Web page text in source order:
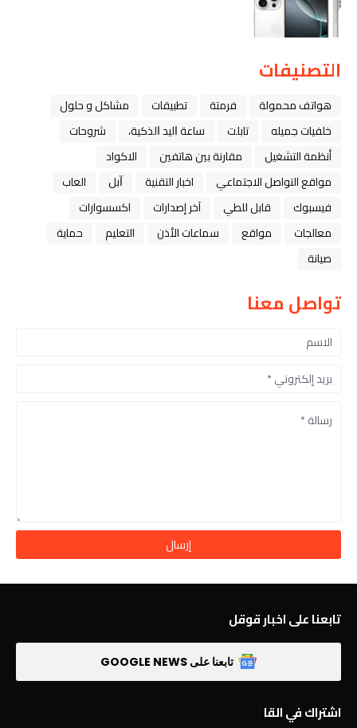
التصنيفات
هواتف محمولة فرمتة تطبيقات
مشاكل و حلول
خلفيات جميله
تابلت ﺳﺎﻋﺔ ﺍﻟﻴﺪ ﺍﻟﺬﻛﻴﺔ،
شروحات
أنظمة التشغيل
مقارنة بين هاتفين
الاكواد
مواقع التواصل الاجتماعي
اخبار التقنية ﺁﺑﻞ
العاب
فيسبوك
قابل للطي آخر إصدارات
اكسسوارات
معالجات
مواقع سماعات الأذن التعليم
حماية
صيانة
تواصل معنا
تابعنا على اخبار قوقل
تابعنا على GOOGLE NEWS
اشتراك في القا